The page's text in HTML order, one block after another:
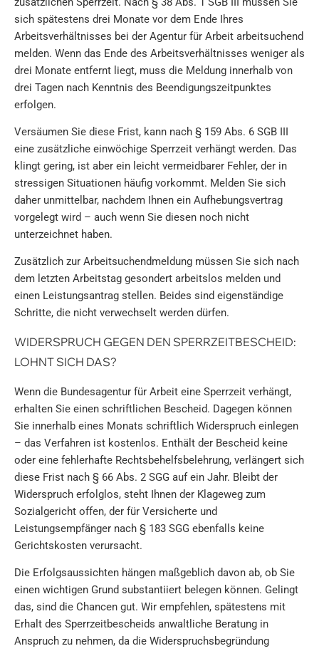
sich spätestens drei Monate vor dem Ende Ihres
Arbeitsverhältnisses bei der Agentur für Arbeit arbeitsuchend
melden. Wenn das Ende des Arbeitsverhältnisses weniger als
drei Monate entfernt liegt, muss die Meldung innerhalb von
drei Tagen nach Kenntnis des Beendigungszeitpunktes
erfolgen.
Versäumen Sie diese Frist, kann nach § 159 Abs. 6 SGB III
eine zusätzliche einwöchige Sperrzeit verhängt werden. Das
klingt gering, ist aber ein leicht vermeidbarer Fehler, der in
stressigen Situationen häufig vorkommt. Melden Sie sich
daher unmittelbar, nachdem Ihnen ein Aufhebungsvertrag
vorgelegt wird – auch wenn Sie diesen noch nicht
unterzeichnet haben.
Zusätzlich zur Arbeitsuchendmeldung müssen Sie sich nach
dem letzten Arbeitstag gesondert arbeitslos melden und
einen Leistungsantrag stellen. Beides sind eigenständige
Schritte, die nicht verwechselt werden dürfen.
WIDERSPRUCH GEGEN DEN SPERRZEITBESCHEID:
LOHNT SICH DAS?
Wenn die Bundesagentur für Arbeit eine Sperrzeit verhängt,
erhalten Sie einen schriftlichen Bescheid. Dagegen können
Sie innerhalb eines Monats schriftlich Widerspruch einlegen
– das Verfahren ist kostenlos. Enthält der Bescheid keine
oder eine fehlerhafte Rechtsbehelfsbelehrung, verlängert sich
diese Frist nach § 66 Abs. 2 SGG auf ein Jahr. Bleibt der
Widerspruch erfolglos, steht Ihnen der Klageweg zum
Sozialgericht offen, der für Versicherte und
Leistungsempfänger nach § 183 SGG ebenfalls keine
Gerichtskosten verursacht.
Die Erfolgsaussichten hängen maßgeblich davon ab, ob Sie
einen wichtigen Grund substantiiert belegen können. Gelingt
das, sind die Chancen gut. Wir empfehlen, spätestens mit
Erhalt des Sperrzeitbescheids anwaltliche Beratung in
Anspruch zu nehmen, da die Widerspruchsbegründung